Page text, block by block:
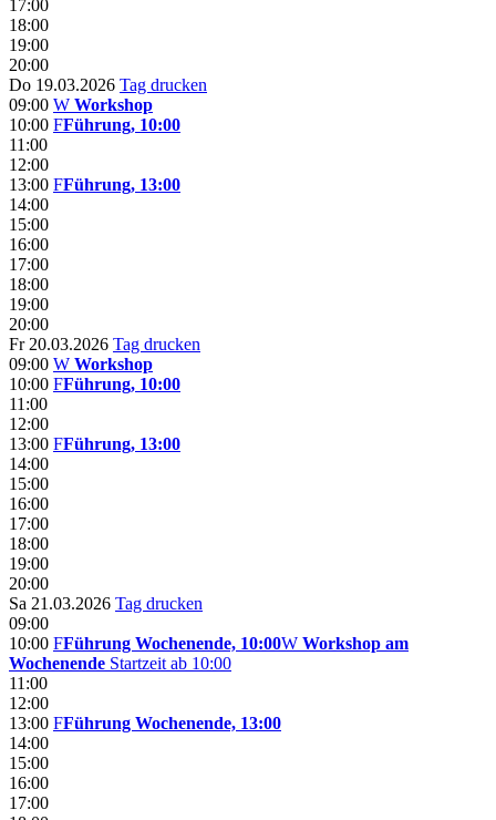
17:00
18:00
19:00
20:00
Do 19.03.2026 Tag drucken
09:00 W Workshop
10:00 FFührung, 10:00
11:00
12:00
13:00 FFührung, 13:00
14:00
15:00
16:00
17:00
18:00
19:00
20:00
Fr 20.03.2026 Tag drucken
09:00 W Workshop
10:00 FFührung, 10:00
11:00
12:00
13:00 FFührung, 13:00
14:00
15:00
16:00
17:00
18:00
19:00
20:00
Sa 21.03.2026 Tag drucken
09:00
10:00 FFührung Wochenende, 10:00W Workshop am
Wochenende Startzeit ab 10:00
11:00
12:00
13:00 FFührung Wochenende, 13:00
14:00
15:00
16:00
17:00